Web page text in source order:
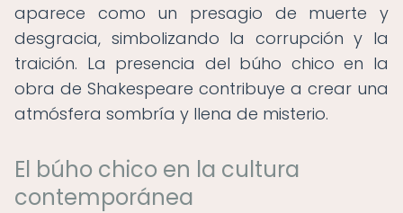
aparece como un presagio de muerte y
desgracia, simbolizando la corrupción y la
traición. La presencia del búho chico en la
obra de Shakespeare contribuye a crear una
atmósfera sombría y llena de misterio.
El búho chico en la cultura
contemporánea